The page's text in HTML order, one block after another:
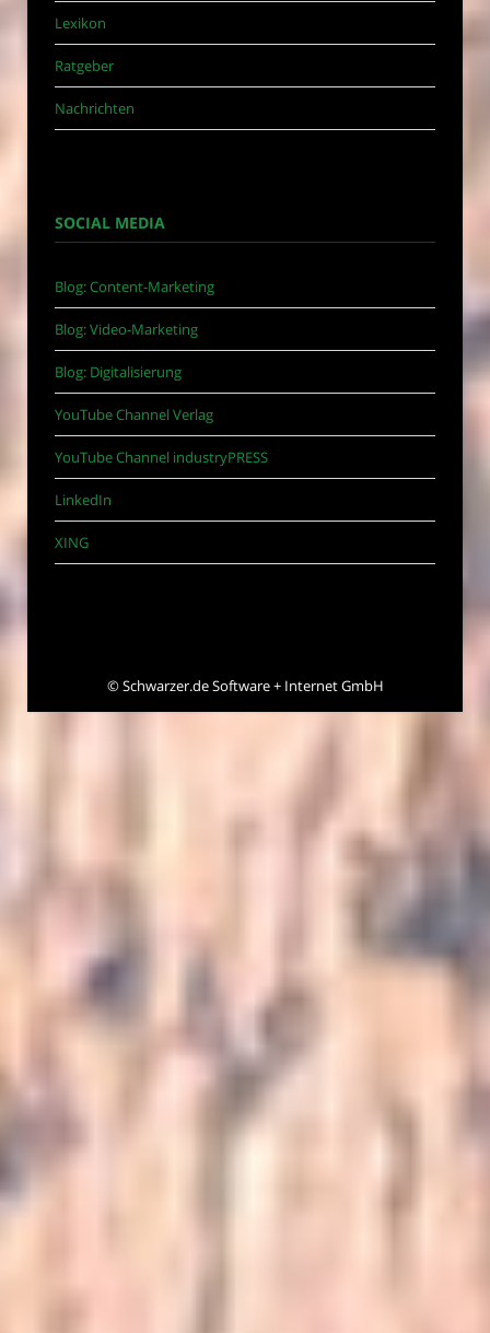
Lexikon
Ratgeber
Nachrichten
SOCIAL MEDIA
Blog: Content-Marketing
Blog: Video-Marketing
Blog: Digitalisierung
YouTube Channel Verlag
YouTube Channel industryPRESS
LinkedIn
XING
©Schwarzer.de Software + Internet GmbH